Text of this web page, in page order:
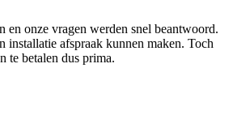
en onze vragen werden snel beantwoord.
installatie afspraak kunnen maken. Toch
te betalen dus prima.